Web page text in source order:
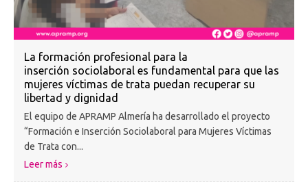
La formación profesional para la
inserción sociolaboral es fundamental para que las
mujeres víctimas de trata puedan recuperar su
libertad y dignidad
El equipo de APRAMP Almería ha desarrollado el proyecto
“Formación e Inserción Sociolaboral para Mujeres Víctimas
de Trata con...
Leer más